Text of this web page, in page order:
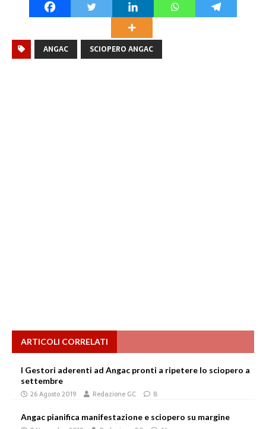
ANGAC SCIOPERO ANGAC
ARTICOLI CORRELATI
I Gestori aderenti ad Angac pronti a ripetere lo sciopero a
settembre
26 Agosto 2019 Redazione GC 8
Angac pianifica manifestazione e sciopero su margine